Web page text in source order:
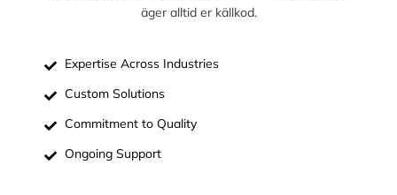
äger alltid er källkod.
Expertise Across Industries
Custom Solutions
Commitment to Quality
Ongoing Support